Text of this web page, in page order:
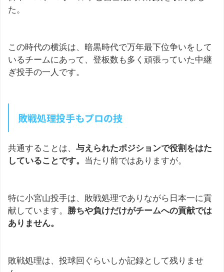
た。
この時代の横浜は、暗黒時代で万年最下位争いをして
いるチームにあって、登板数も多く頑張っていた中継
ぎ投手の一人です。
敗戦処理投手もプロの技
共通することは、 与えられたポジションで役割をはた
していることです。 当たり前ではありますが。
特に小宮山投手は、敗戦処理でありながら日本一に貢
献しています。 勝ちや負けだけがチームへの貢献では
ありません。
敗戦処理は、投球回ぐらいしか記録として残りませ